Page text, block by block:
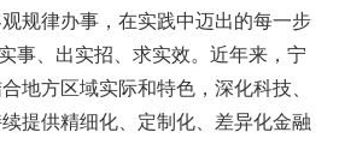
规律办事，在实践中迈出的每一步
事、出实招、求实效。近年来，宁
地方区域实际和特色，深化科技、
提供精细化、定制化、差异化金融